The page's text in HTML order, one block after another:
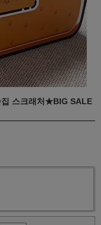
스크래처★BIG SALE